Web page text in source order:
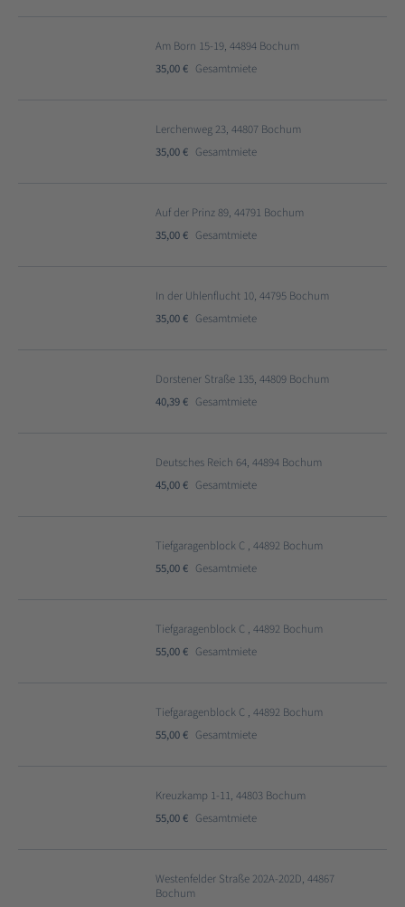
Am Born 15-19, 44894 Bochum
35,00 € Gesamtmiete
Lerchenweg 23, 44807 Bochum
35,00 € Gesamtmiete
Auf der Prinz 89, 44791 Bochum
35,00 € Gesamtmiete
In der Uhlenflucht 10, 44795 Bochum
35,00 € Gesamtmiete
Dorstener Straße 135, 44809 Bochum
40,39 € Gesamtmiete
Deutsches Reich 64, 44894 Bochum
45,00 € Gesamtmiete
Tiefgaragenblock C , 44892 Bochum
55,00 € Gesamtmiete
Tiefgaragenblock C , 44892 Bochum
55,00 € Gesamtmiete
Tiefgaragenblock C , 44892 Bochum
55,00 € Gesamtmiete
Kreuzkamp 1-11, 44803 Bochum
55,00 € Gesamtmiete
Westenfelder Straße 202A-202D, 44867
Bochum